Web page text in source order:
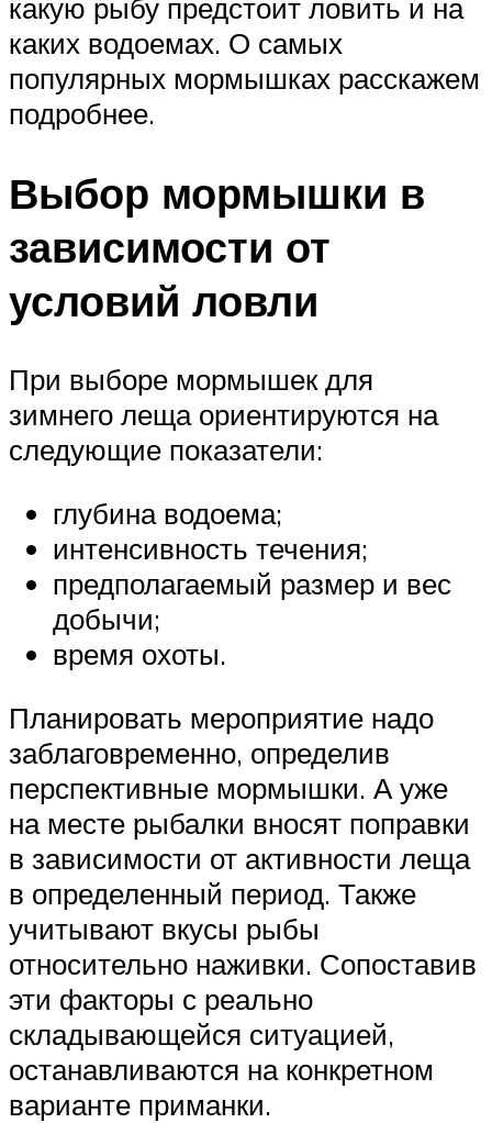
какую рыбу предстоит ловить и на
каких водоемах. О самых
популярных мормышках расскажем
подробнее.
Выбор мормышки в
зависимости от
условий ловли
При выборе мормышек для
зимнего леща ориентируются на
следующие показатели:
глубина водоема;
интенсивность течения;
предполагаемый размер и вес
добычи;
время охоты.
Планировать мероприятие надо
заблаговременно, определив
перспективные мормышки. А уже
на месте рыбалки вносят поправки
в зависимости от активности леща
в определенный период. Также
учитывают вкусы рыбы
относительно наживки. Сопоставив
эти факторы с реально
складывающейся ситуацией,
останавливаются на конкретном
варианте приманки.